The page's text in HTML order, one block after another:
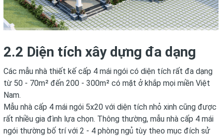
2.2 Diện tích xây dựng đa dạng
Các mẫu nhà thiết kế cấp 4 mái ngói có diện tích rất đa dạng
từ 50 - 70m² đến 200 - 300m² có mặt ở khắp mọi miền Việt
Nam.
Mẫu nhà cấp 4 mái ngói 5x20 với diện tích nhỏ xinh cũng được
rất nhiều gia đình lựa chọn. Thông thường, mẫu nhà cấp 4 mái
ngói thường bố trí với 2 - 4 phòng ngủ tùy theo mục đích sử